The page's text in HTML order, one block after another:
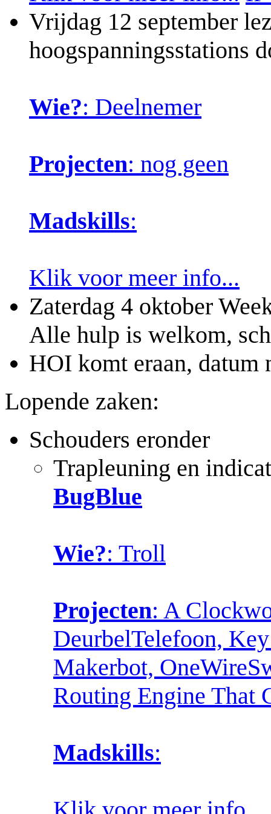
Vrijdag 12 september
hoogspanningsstations
Wie?: Deelnemer
Projecten: nog geen
Madskills:
Klik voor meer info...
Zaterdag 4 oktober
Alle hulp is welkom,
HOI komt eraan, datum
Lopende zaken:
Schouders eronder
Trapleuning en
BugBlue
Wie?: Troll
Projecten: A
DeurbelTelefoon,
Makerbot,
Routing Engine That
Madskills: